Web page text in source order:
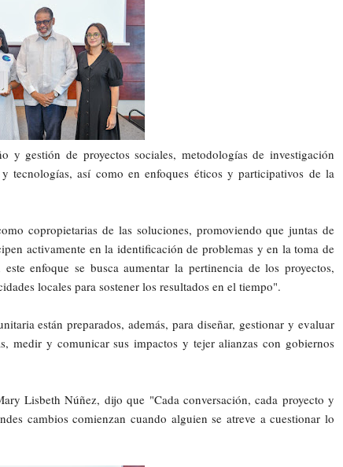
gestión de proyectos sociales, metodologías de investigación
tecnologías, así como en enfoques éticos y participativos de la
copropietarias de las soluciones, promoviendo que juntas de
activamente en la identificación de problemas y en la toma de
enfoque se busca aumentar la pertinencia de los proyectos,
locales para sostener los resultados en el tiempo".
están preparados, además, para diseñar, gestionar y evaluar
medir y comunicar sus impactos y tejer alianzas con gobiernos
Lisbeth Núñez, dijo que "Cada conversación, cada proyecto y
cambios comienzan cuando alguien se atreve a cuestionar lo